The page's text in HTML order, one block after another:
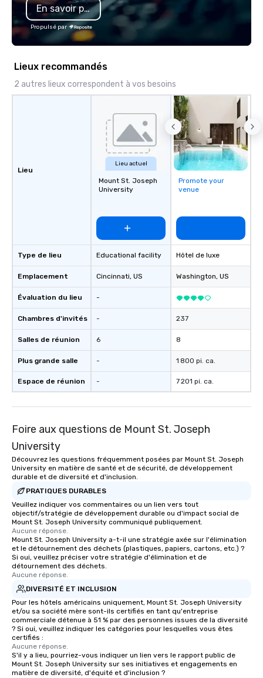
En savoir plus
Propulsé par
Lieux recommandés
2 autres lieux correspondent à vos besoins
Lieu
Type de lieu
Emplacement
Évaluation du lieu
Chambres d'invités
Salles de réunion
Plus grande salle
Espace de réunion
Lieu actuel
Mount St. Joseph
University
Educational facility
Cincinnati, US
-
-
6
-
-
Promote your
venue
Hôtel de luxe
Washington, US
237
8
1 800 pi. ca.
7 201 pi. ca.
Foire aux questions de Mount St. Joseph
University
Découvrez les questions fréquemment posées par Mount St. Joseph
University en matière de santé et de sécurité, de développement
durable et de diversité et d'inclusion.
PRATIQUES DURABLES
Veuillez indiquer vos commentaires ou un lien vers tout
objectif/stratégie de développement durable ou d'impact social de
Mount St. Joseph University communiqué publiquement.
Aucune réponse.
Mount St. Joseph University a-t-il une stratégie axée sur l'élimination
et le détournement des déchets (plastiques, papiers, cartons, etc.) ?
Si oui, veuillez préciser votre stratégie d'élimination et de
détournement des déchets.
Aucune réponse.
DIVERSITÉ ET INCLUSION
Pour les hôtels américains uniquement, Mount St. Joseph University
et/ou sa société mère sont-ils certifiés en tant qu'entreprise
commerciale détenue à 51 % par des personnes issues de la diversité
? Si oui, veuillez indiquer les catégories pour lesquelles vous êtes
certifiés :
Aucune réponse.
S'il y a lieu, pourriez-vous indiquer un lien vers le rapport public de
Mount St. Joseph University sur ses initiatives et engagements en
matière de diversité, d'équité et d'inclusion ?